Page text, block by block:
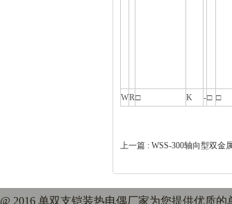
WR□ K -□ □
上一篇 : WSS-300轴向型双金
2016 单双支铠装热电偶厂家为您提供优质